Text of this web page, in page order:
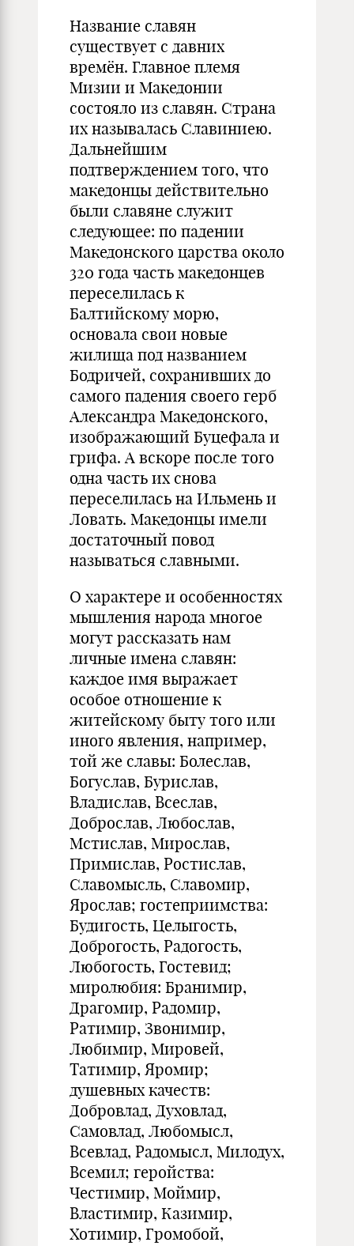
Название славян
существует с давних
времён. Главное племя
Мизии и Македонии
состояло из славян. Страна
их называлась Славиниею.
Дальнейшим
подтверждением того, что
македонцы действительно
были славяне служит
следующее: по падении
Македонского царства около
320 года часть македонцев
переселилась к
Балтийскому морю,
основала свои новые
жилища под названием
Бодричей, сохранивших до
самого падения своего герб
Александра Македонского,
изображающий Буцефала и
грифа. А вскоре после того
одна часть их снова
переселилась на Ильмень и
Ловать. Македонцы имели
достаточный повод
называться славными.
О характере и особенностях
мышления народа многое
могут рассказать нам
личные имена славян:
каждое имя выражает
особое отношение к
житейскому быту того или
иного явления, например,
той же славы: Болеслав,
Богуслав, Бурислав,
Владислав, Всеслав,
Доброслав, Любослав,
Мстислав, Мирослав,
Примислав, Ростислав,
Славомысль, Славомир,
Ярослав; гостеприимства:
Будигость, Целыгость,
Доброгость, Радогость,
Любогость, Гостевид;
миролюбия: Бранимир,
Драгомир, Радомир,
Ратимир, Звонимир,
Любимир, Мировей,
Татимир, Яромир;
душевных качеств:
Добровлад, Духовлад,
Самовлад, Любомысл,
Всевлад, Радомысл, Милодух,
Всемил; геройства:
Честимир, Моймир,
Властимир, Казимир,
Хотимир, Громобой,